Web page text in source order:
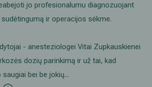
jo profesionalumu diagnozuojant
ir operacijos sėkme.
- anesteziologei Vitai Zupkauskienei
dozių parinkimą ir už tai, kad
bei be jokių...